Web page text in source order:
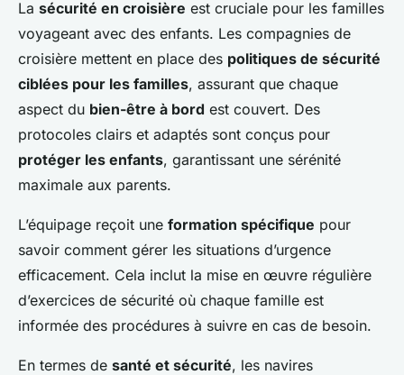
La sécurité en croisière est cruciale pour les familles
voyageant avec des enfants. Les compagnies de
croisière mettent en place des politiques de sécurité
ciblées pour les familles, assurant que chaque
aspect du bien-être à bord est couvert. Des
protocoles clairs et adaptés sont conçus pour
protéger les enfants, garantissant une sérénité
maximale aux parents.
L’équipage reçoit une formation spécifique pour
savoir comment gérer les situations d’urgence
efficacement. Cela inclut la mise en œuvre régulière
d’exercices de sécurité où chaque famille est
informée des procédures à suivre en cas de besoin.
En termes de santé et sécurité, les navires